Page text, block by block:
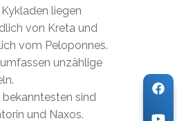
Kykladen liegen
von Kreta und
vom Peloponnes.
unzählige
bekanntesten sind
und Naxos.